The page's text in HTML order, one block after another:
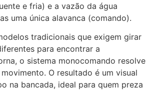
e fria) e a vazão da água
uma única alavanca (comando).
tradicionais que exigem girar
para encontrar a
o sistema monocomando resolve
O resultado é um visual
na bancada, ideal para quem preza